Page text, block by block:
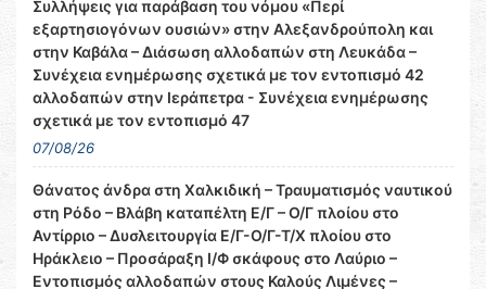
Συλλήψεις για παράβαση του νόμου «Περί
εξαρτησιογόνων ουσιών» στην Αλεξανδρούπολη και
στην Καβάλα – Διάσωση αλλοδαπών στη Λευκάδα –
Συνέχεια ενημέρωσης σχετικά με τον εντοπισμό 42
αλλοδαπών στην Ιεράπετρα - Συνέχεια ενημέρωσης
σχετικά με τον εντοπισμό 47
07/08/26
Θάνατος άνδρα στη Χαλκιδική – Τραυματισμός ναυτικού
στη Ρόδο – Βλάβη καταπέλτη Ε/Γ – Ο/Γ πλοίου στο
Αντίρριο – Δυσλειτουργία Ε/Γ-Ο/Γ-Τ/Χ πλοίου στο
Ηράκλειο – Προσάραξη Ι/Φ σκάφους στο Λαύριο –
Εντοπισμός αλλοδαπών στους Καλούς Λιμένες –